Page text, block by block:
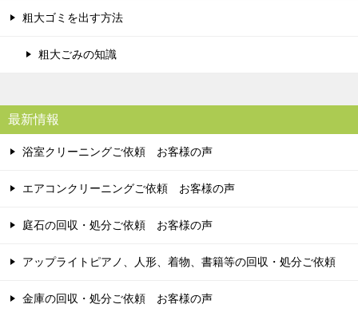
粗大ゴミを出す方法
粗大ごみの知識
最新情報
浴室クリーニングご依頼 お客様の声
エアコンクリーニングご依頼 お客様の声
庭石の回収・処分ご依頼 お客様の声
アップライトピアノ、人形、着物、書籍等の回収・処分ご依頼
金庫の回収・処分ご依頼 お客様の声